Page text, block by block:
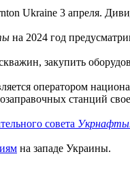
Ukraine 3 апреля.
на 2024 год
закупить
оператором
станций
совета
на западе Украины.